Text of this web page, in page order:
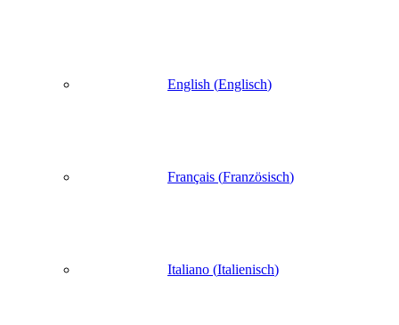
English (Englisch)
Français (Französisch)
Italiano (Italienisch)